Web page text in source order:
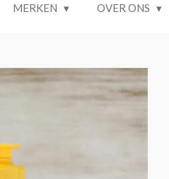
MERKEN OVER ONS